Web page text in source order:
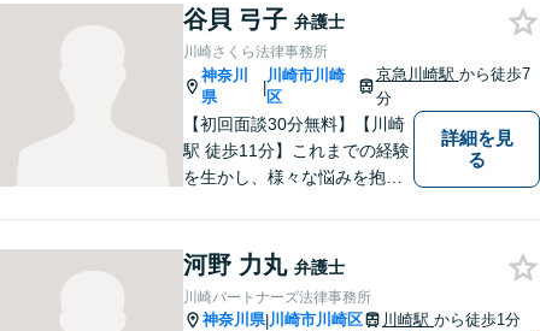
速な対応が求められる場合に
は、複数名の弁護士で対応い
たします。まずはお気軽にご
相談を！
谷貝 弓子 弁護士
川崎さくら法律事務所
神奈川
県
|
川崎市川崎
区
京急川崎駅 から徒歩7
分
【初回面談30分無料】【川崎
駅 徒歩11分】これまでの経験
を生かし、様々な悩みを抱え
方々が笑顔を取り戻せるよ
う、精一杯お手伝いさせてい
ただきます。
詳細を見
る
河野 力丸 弁護士
川崎パートナーズ法律事務所
神奈川県|川崎市川崎区 川崎駅 から徒歩1分